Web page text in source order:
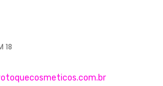
18